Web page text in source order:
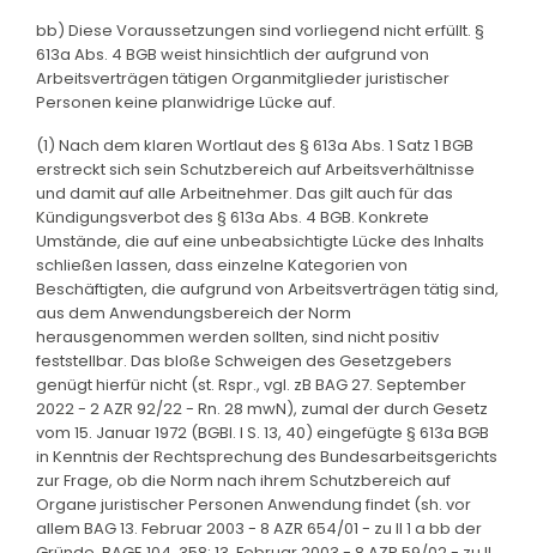
bb) Diese Voraussetzungen sind vorliegend nicht erfüllt. §
613a Abs. 4 BGB weist hinsichtlich der aufgrund von
Arbeitsverträgen tätigen Organmitglieder juristischer
Personen keine planwidrige Lücke auf.
(1) Nach dem klaren Wortlaut des § 613a Abs. 1 Satz 1 BGB
erstreckt sich sein Schutzbereich auf Arbeitsverhältnisse
und damit auf alle Arbeitnehmer. Das gilt auch für das
Kündigungsverbot des § 613a Abs. 4 BGB. Konkrete
Umstände, die auf eine unbeabsichtigte Lücke des Inhalts
schließen lassen, dass einzelne Kategorien von
Beschäftigten, die aufgrund von Arbeitsverträgen tätig sind,
aus dem Anwendungsbereich der Norm
herausgenommen werden sollten, sind nicht positiv
feststellbar. Das bloße Schweigen des Gesetzgebers
genügt hierfür nicht (st. Rspr., vgl. zB BAG 27. September
2022 - 2 AZR 92/22 - Rn. 28 mwN), zumal der durch Gesetz
vom 15. Januar 1972 (BGBl. I S. 13, 40) eingefügte § 613a BGB
in Kenntnis der Rechtsprechung des Bundesarbeitsgerichts
zur Frage, ob die Norm nach ihrem Schutzbereich auf
Organe juristischer Personen Anwendung findet (sh. vor
allem BAG 13. Februar 2003 - 8 AZR 654/01 - zu II 1 a bb der